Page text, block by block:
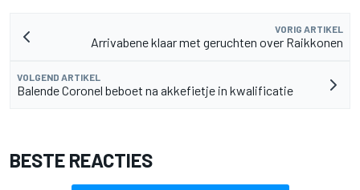
VORIG ARTIKEL
Arrivabene klaar met geruchten over Raikkonen
VOLGEND ARTIKEL
Balende Coronel beboet na akkefietje in kwalificatie
BESTE REACTIES